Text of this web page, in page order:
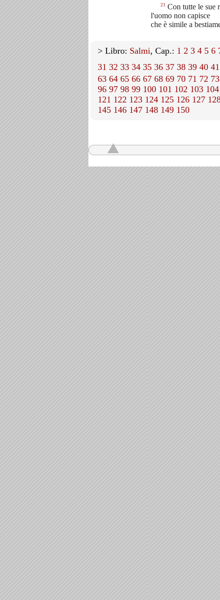
21 Con tutte le sue
l'uomo non capisce
che è simile a
> Libro: Salmi, Cap.: 1 2 3 4 5 6
31 32 33 34 35 36 37 38 39 40 41
63 64 65 66 67 68 69 70 71 72 73
96 97 98 99 100 101 102 103 104
121 122 123 124 125 126 127
145 146 147 148 149 150